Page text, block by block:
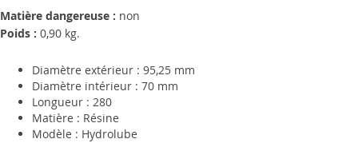
Matière dangereuse : non
Poids : 0,90 kg.
Diamètre extérieur : 95,25 mm
Diamètre intérieur : 70 mm
Longueur : 280
Matière : Résine
Modèle : Hydrolube